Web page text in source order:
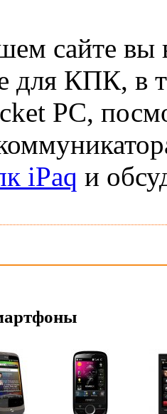
сайте вы
для КПК, в
PC,
iPaq и